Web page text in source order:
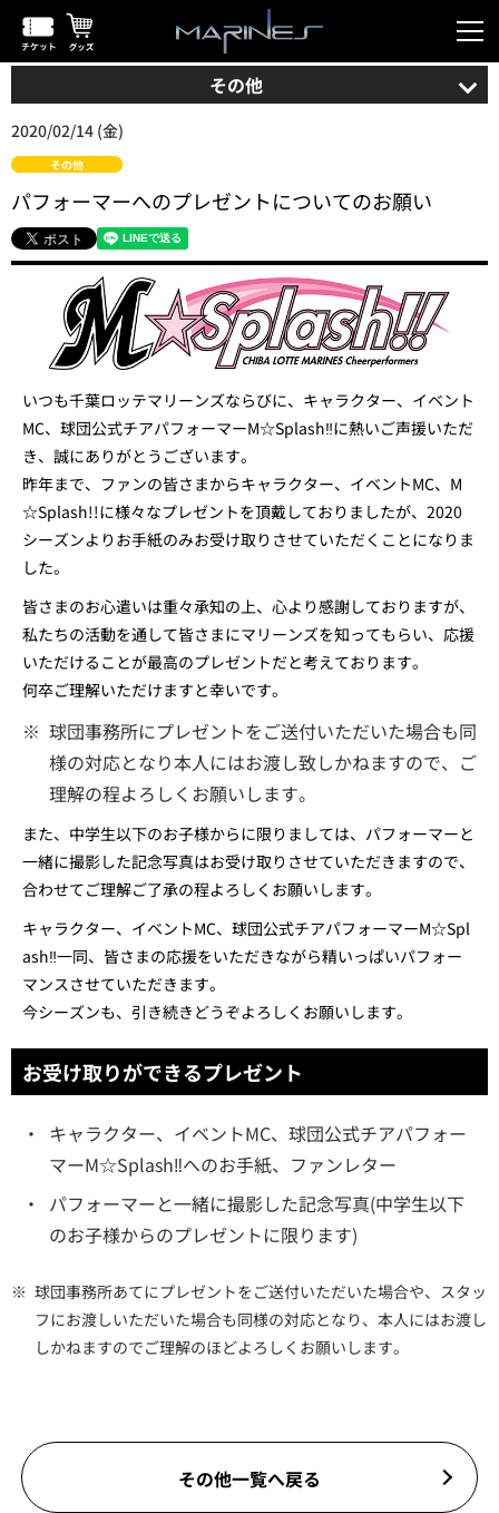
その他
2020/02/14 (金)
その他
パフォーマーへのプレゼントについてのお願い
いつも千葉ロッテマリーンズならびに、キャラクター、イベント
MC、球団公式チアパフォーマーM☆Splash‼に熱いご声援いただ
き、誠にありがとうございます。
昨年まで、ファンの皆さまからキャラクター、イベントMC、M
☆Splash!!に様々なプレゼントを頂戴しておりましたが、2020
シーズンよりお手紙のみお受け取りさせていただくことになりま
した。
皆さまのお心遣いは重々承知の上、心より感謝しておりますが、
私たちの活動を通して皆さまにマリーンズを知ってもらい、応援
いただけることが最高のプレゼントだと考えております。
何卒ご理解いただけますと幸いです。
※ 球団事務所にプレゼントをご送付いただいた場合も同
様の対応となり本人にはお渡し致しかねますので、ご
理解の程よろしくお願いします。
また、中学生以下のお子様からに限りましては、パフォーマーと
一緒に撮影した記念写真はお受け取りさせていただきますので、
合わせてご理解ご了承の程よろしくお願いします。
キャラクター、イベントMC、球団公式チアパフォーマーM☆Spl
ash‼一同、皆さまの応援をいただきながら精いっぱいパフォー
マンスさせていただきます。
今シーズンも、引き続きどうぞよろしくお願いします。
お受け取りができるプレゼント
・
キャラクター、イベントMC、球団公式チアパフォー
マーM☆Splash‼へのお手紙、ファンレター
・
パフォーマーと一緒に撮影した記念写真(中学生以下
のお子様からのプレゼントに限ります)
※ 球団事務所あてにプレゼントをご送付いただいた場合や、スタッ
フにお渡しいただいた場合も同様の対応となり、本人にはお渡し
しかねますのでご理解のほどよろしくお願いします。
その他一覧へ戻る